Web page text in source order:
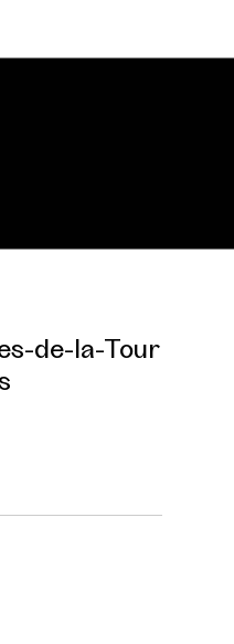
de-la-Tour